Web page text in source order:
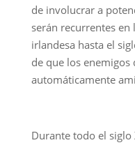
de involucrar a
serán recurrentes
irlandesa hasta el
de que los enemigos
automáticamente
Durante todo el siglo